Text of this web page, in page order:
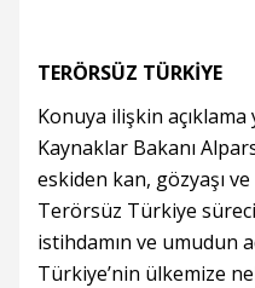
TERÖRSÜZ TÜRKİYE
Konuya ilişkin açıklama
Kaynaklar Bakanı
eskiden kan, gözyaşı
Terörsüz Türkiye
istihdamın ve umudun
Türkiye’nin ülkemize